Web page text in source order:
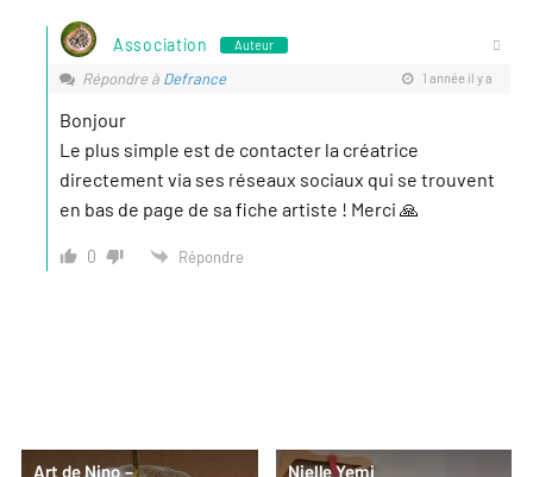
Association Auteur
Répondre à Defrance 1 année il y a
Bonjour
Le plus simple est de contacter la créatrice
directement via ses réseaux sociaux qui se trouvent
en bas de page de sa fiche artiste ! Merci 🙏
0 Répondre
Art de Nino –
Nielle Yemi